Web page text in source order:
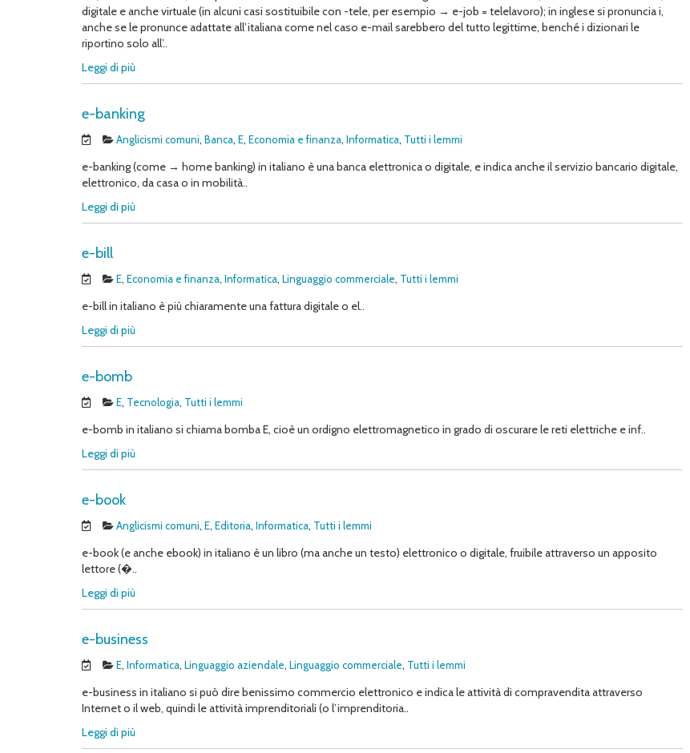
digitale e anche virtuale (in alcuni casi sostituibile con -tele, per esempio → e-job = telelavoro); in inglese si pronuncia i,
anche se le pronunce adattate all’italiana come nel caso e-mail sarebbero del tutto legittime, benché i dizionari le
riportino solo all’..
Leggi di più
e-banking
Anglicismi comuni, Banca, E, Economia e finanza, Informatica, Tutti i lemmi
e-banking (come → home banking) in italiano è una banca elettronica o digitale, e indica anche il servizio bancario digitale,
elettronico, da casa o in mobilità..
Leggi di più
e-bill
E, Economia e finanza, Informatica, Linguaggio commerciale, Tutti i lemmi
e-bill in italiano è più chiaramente una fattura digitale o el..
Leggi di più
e-bomb
E, Tecnologia, Tutti i lemmi
e-bomb in italiano si chiama bomba E, cioè un ordigno elettromagnetico in grado di oscurare le reti elettriche e inf..
Leggi di più
e-book
Anglicismi comuni, E, Editoria, Informatica, Tutti i lemmi
e-book (e anche ebook) in italiano è un libro (ma anche un testo) elettronico o digitale, fruibile attraverso un apposito
lettore (�..
Leggi di più
e-business
E, Informatica, Linguaggio aziendale, Linguaggio commerciale, Tutti i lemmi
e-business in italiano si può dire benissimo commercio elettronico e indica le attività di compravendita attraverso
Internet o il web, quindi le attività imprenditoriali (o l’imprenditoria..
Leggi di più